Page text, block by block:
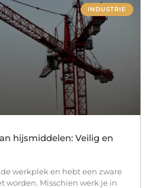
INDUSTRIE
hijsmiddelen: Veilig en
werkplek en hebt een zware
worden. Misschien werk je in